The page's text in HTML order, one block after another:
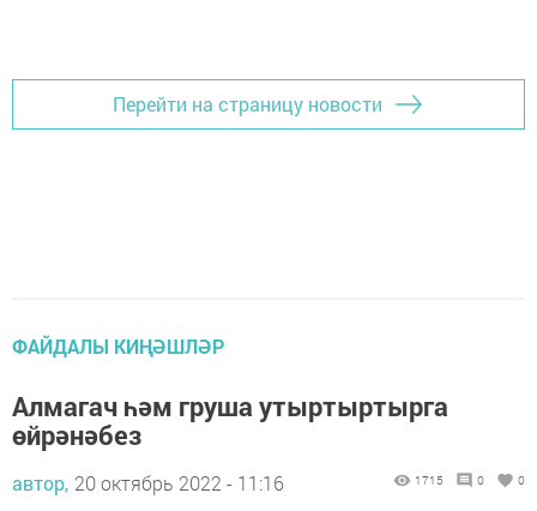
Перейти на страницу новости
ФАЙДАЛЫ КИҢӘШЛӘР
Алмагач һәм груша утыртыртырга
өйрәнәбез
автор, 20 октябрь 2022 - 11:16 1715 0 0